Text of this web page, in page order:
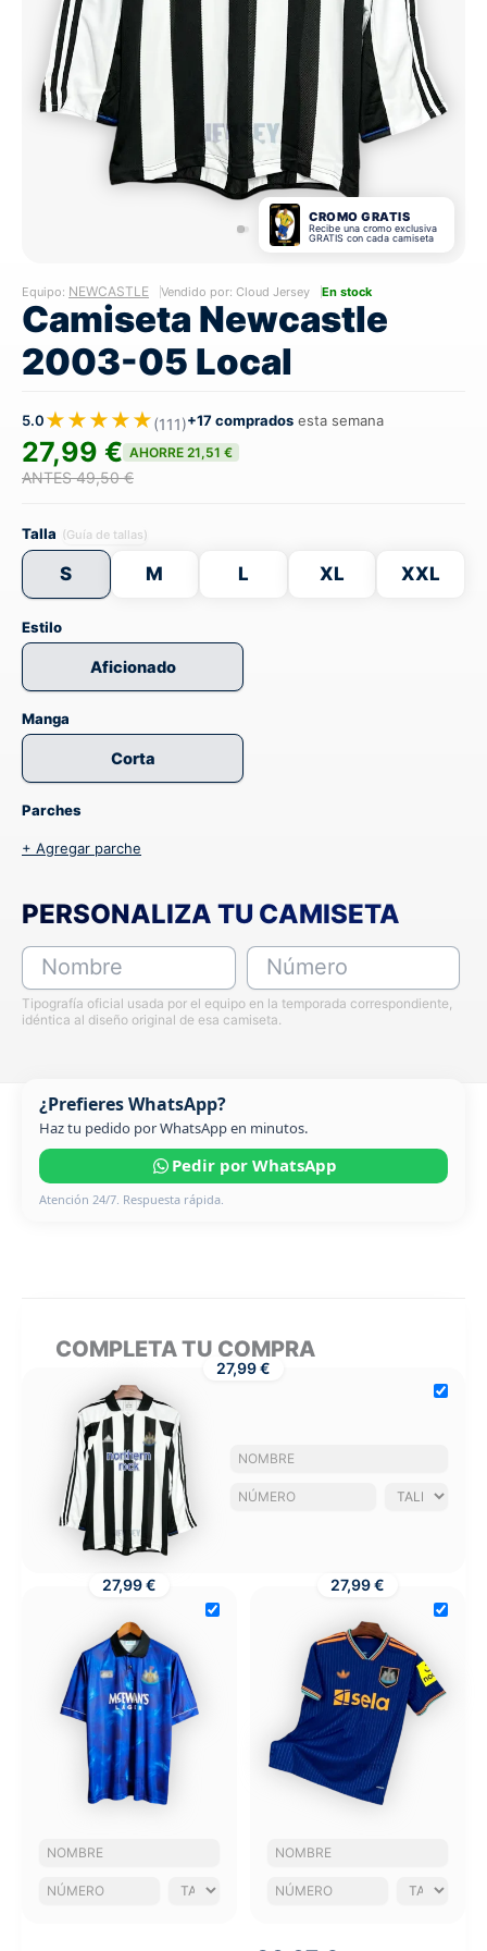
CROMO GRATIS
Recibe una cromo exclusiva
GRATIS con cada camiseta
Equipo: NEWCASTLE Vendido por: Cloud Jersey En stock
Camiseta Newcastle
2003-05 Local
5.0★★★★★(111)+17 comprados esta semana
27,99 € AHORRE 21,51 €
ANTES 49,50 €
Talla (Guía de tallas)
S M L XL XXL
Estilo
Aficionado
Manga
Corta
Parches
+ Agregar parche
PERSONALIZA TU CAMISETA
Nombre Número
Tipografía oficial usada por el equipo en la temporada correspondiente,
idéntica al diseño original de esa camiseta.
¿Prefieres WhatsApp?
Haz tu pedido por WhatsApp en minutos.
Pedir por WhatsApp
Atención 24/7. Respuesta rápida.
COMPLETA TU COMPRA
27,99 €
27,99 € 27,99 €